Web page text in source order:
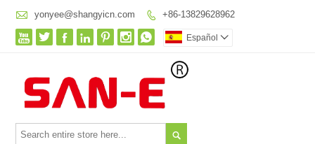
 yonyee@shangyicn.com  +86-13829628962
       Español 
